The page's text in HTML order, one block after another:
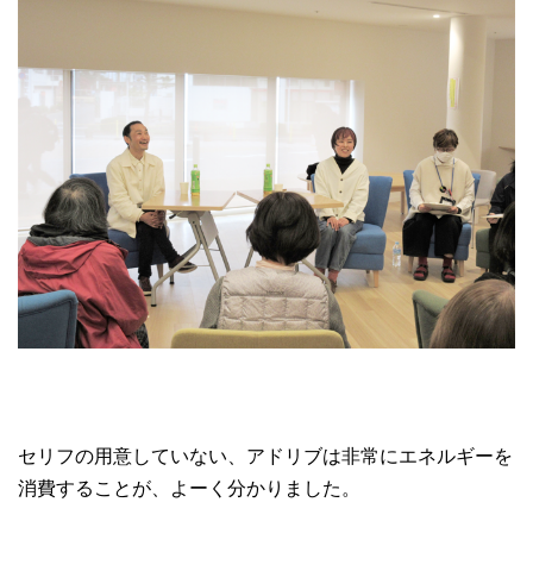
セリフの用意していない、アドリブは非常にエネルギーを
消費することが、よーく分かりました。